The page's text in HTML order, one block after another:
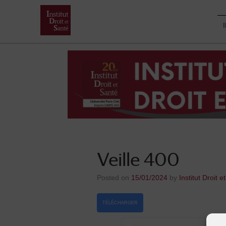
Veille 400
Posted on 15/01/2024 by Institut Droit
TÉLÉCHARGER